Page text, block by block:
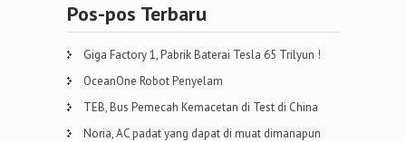
Pos-pos Terbaru
Giga Factory 1, Pabrik Baterai Tesla 65 Trilyun !
OceanOne Robot Penyelam
TEB, Bus Pemecah Kemacetan di Test di China
Noria, AC padat yang dapat di muat dimanapun